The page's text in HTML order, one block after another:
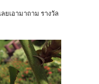
ยเอามาถาม รางวัล